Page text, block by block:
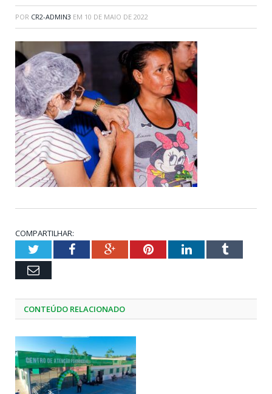
POR CR2-ADMIN3 EM 10 DE MAIO DE 2022
COMPARTILHAR:
TwitterFacebookGoogle+PinterestLinkedInTumblr
Email
CONTEÚDO RELACIONADO